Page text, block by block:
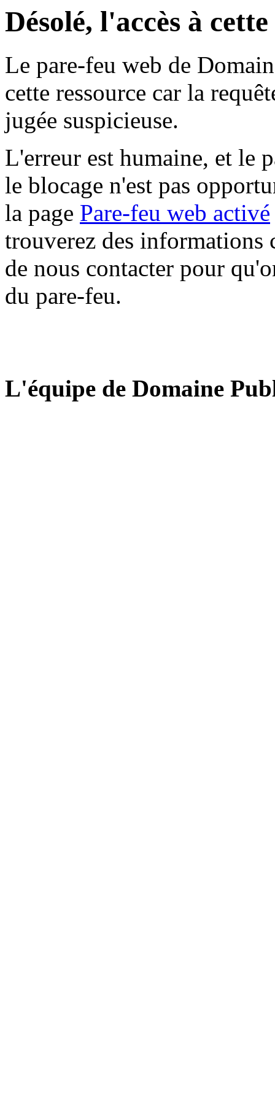
Désolé, l'accès à
Le pare-feu web de
cette ressource car la
jugée suspicieuse.
L'erreur est humaine, et le
le blocage n'est pas
la page Pare-feu web activé
trouverez des informations
de nous contacter pour
du pare-feu.
L'équipe de Domaine